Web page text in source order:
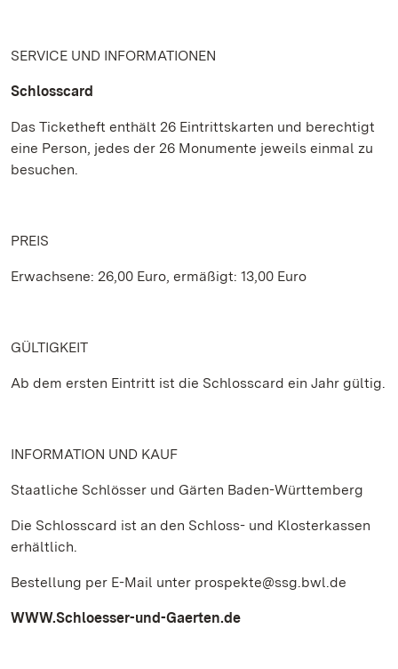
SERVICE UND INFORMATIONEN
Schlosscard
Das Ticketheft enthält 26 Eintrittskarten und berechtigt
eine Person, jedes der 26 Monumente jeweils einmal zu
besuchen.
PREIS
Erwachsene: 26,00 Euro, ermäßigt: 13,00 Euro
GÜLTIGKEIT
Ab dem ersten Eintritt ist die Schlosscard ein Jahr gültig.
INFORMATION UND KAUF
Staatliche Schlösser und Gärten Baden-Württemberg
Die Schlosscard ist an den Schloss- und Klosterkassen
erhältlich.
Bestellung per E-Mail unter prospekte@ssg.bwl.de
WWW.Schloesser-und-Gaerten.de